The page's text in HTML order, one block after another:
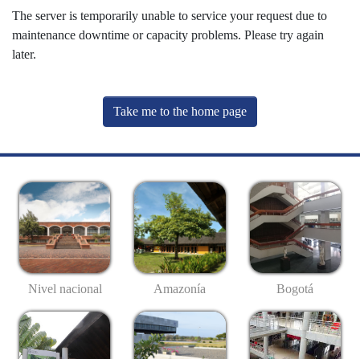
The server is temporarily unable to service your request due to
maintenance downtime or capacity problems. Please try again
later.
Take me to the home page
Nivel nacional Amazonía Bogotá